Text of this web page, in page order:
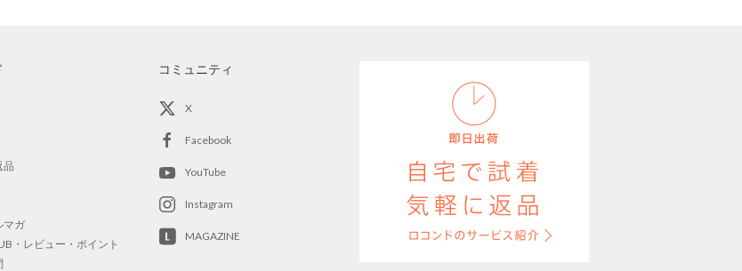
品
マガ
・レビュー・ポイント
コミュニティ
X
Facebook
YouTube
Instagram
MAGAZINE